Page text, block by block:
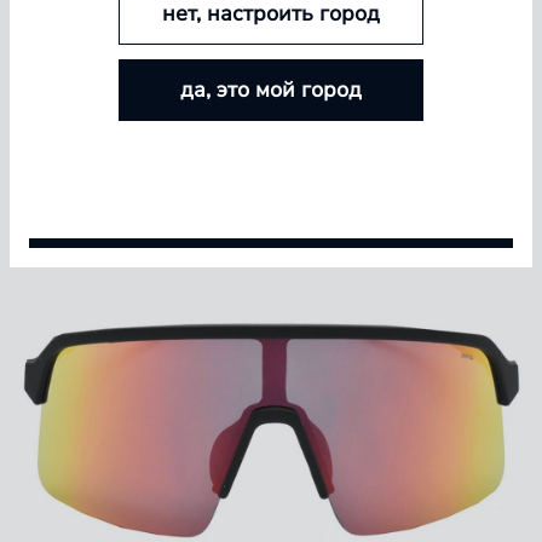
БОЛЬШЕ ЛИНЗ — БОЛЬШЕ СКИДКА
Покупайте контактные линзы Airway и увеличивайте
размер скидки — от 5% до 15%
нет, настроить город
да, это мой город